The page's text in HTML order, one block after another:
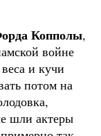
Копполы,
войне
и кучи
потом на
шли актеры